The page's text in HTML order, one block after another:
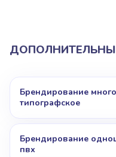
Брендирование
типографское
Брендирование
пвх